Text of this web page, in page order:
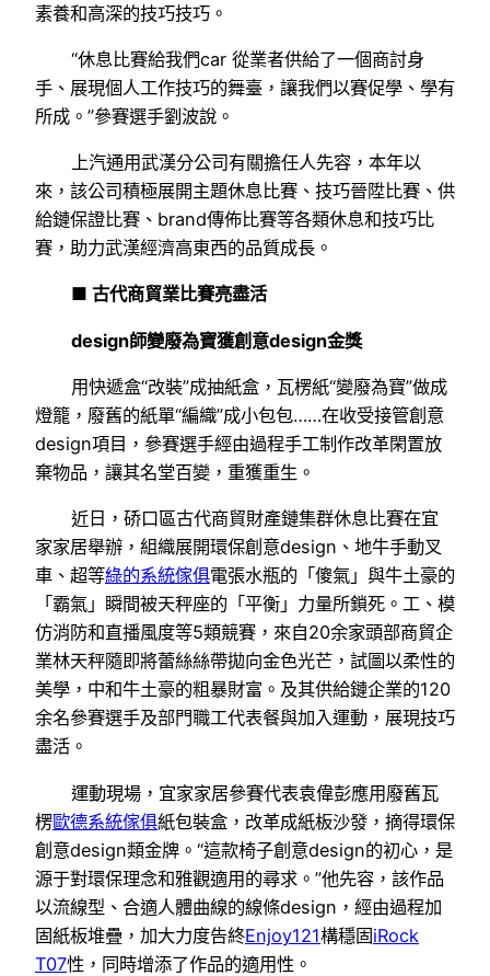
素養和高深的技巧技巧。
“休息比賽給我們car 從業者供給了一個商討身
手、展現個人工作技巧的舞臺，讓我們以賽促學、學有
所成。”參賽選手劉波說。
上汽通用武漢分公司有關擔任人先容，本年以
來，該公司積極展開主題休息比賽、技巧晉陞比賽、供
給鏈保證比賽、brand傳佈比賽等各類休息和技巧比
賽，助力武漢經濟高東西的品質成長。
■ 古代商貿業比賽亮盡活
design師變廢為寶獲創意design金獎
用快遞盒“改裝”成抽紙盒，瓦楞紙“變廢為寶”做成
燈籠，廢舊的紙單“編織”成小包包……在收受接管創意
design項目，參賽選手經由過程手工制作改革閑置放
棄物品，讓其名堂百變，重獲重生。
近日，硚口區古代商貿財產鏈集群休息比賽在宜
家家居舉辦，組織展開環保創意design、地牛手動叉
車、超等綠的系統傢俱電張水瓶的「傻氣」與牛土豪的
「霸氣」瞬間被天秤座的「平衡」力量所鎖死。工、模
仿消防和直播風度等5類競賽，來自20余家頭部商貿企
業林天秤隨即將蕾絲絲帶拋向金色光芒，試圖以柔性的
美學，中和牛土豪的粗暴財富。及其供給鏈企業的120
余名參賽選手及部門職工代表餐與加入運動，展現技巧
盡活。
運動現場，宜家家居參賽代表袁偉彭應用廢舊瓦
楞歐德系統傢俱紙包裝盒，改革成紙板沙發，摘得環保
創意design類金牌。“這款椅子創意design的初心，是
源于對環保理念和雅觀適用的尋求。”他先容，該作品
以流線型、合適人體曲線的線條design，經由過程加
固紙板堆疊，加大力度告終Enjoy121構穩固iRock
T07性，同時增添了作品的適用性。